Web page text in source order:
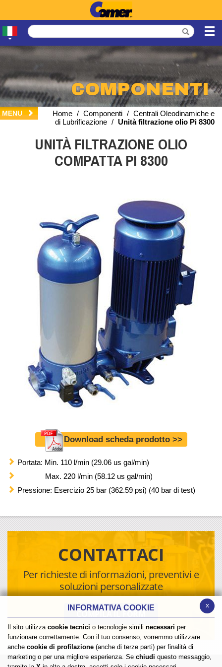
COMPONENTI
MENU Home / Componenti / Centrali Oleodinamiche e
di Lubrificazione / Unità filtrazione olio Pi 8300
UNITÀ FILTRAZIONE OLIO
COMPATTA PI 8300
Download scheda prodotto >>
Portata: Min. 110 l/min (29.06 us gal/min)
Max. 220 l/min (58.12 us gal/min)
Pressione: Esercizio 25 bar (362.59 psi) (40 bar di test)
CONTATTACI
Per richieste di informazioni, preventivi e
soluzioni personalizzate
COMPILA IL FORM
x
INFORMATIVA COOKIE
Il sito utilizza cookie tecnici o tecnologie simili necessari per
funzionare correttamente. Con il tuo consenso, vorremmo utilizzare
anche cookie di profilazione (anche di terze parti) per finalità di
marketing o per una migliore esperienza. Se chiudi questo messaggio,